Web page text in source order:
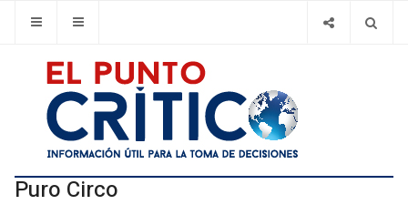
Puro Circo